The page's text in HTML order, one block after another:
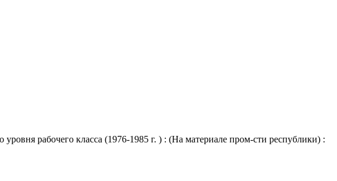
рабочего класса (1976-1985 г. ) : (На материале пром-сти республики) :